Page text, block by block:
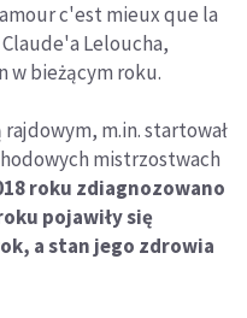
c'est mieux que la
Leloucha,
w bieżącym roku.
m.in. startował
mistrzostwach
roku zdiagnozowano
pojawiły się
a stan jego zdrowia